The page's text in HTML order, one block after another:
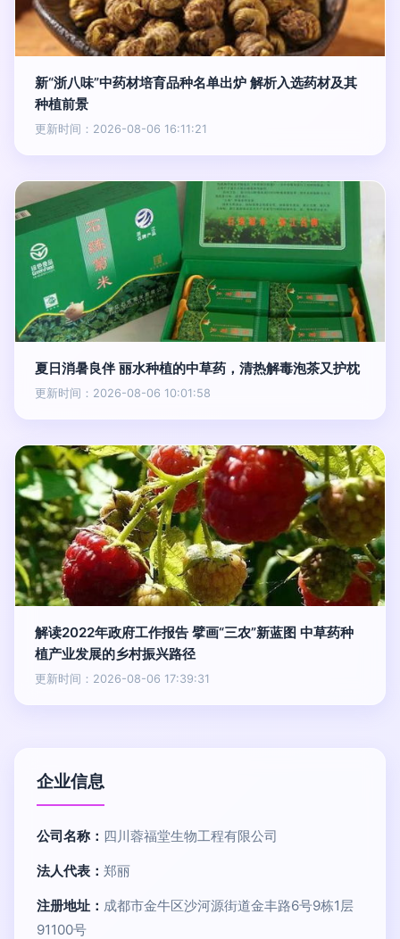
新“浙八味”中药材培育品种名单出炉 解析入选药材及其
种植前景
更新时间：2026-08-06 16:11:21
夏日消暑良伴 丽水种植的中草药，清热解毒泡茶又护枕
更新时间：2026-08-06 10:01:58
解读2022年政府工作报告 擘画“三农”新蓝图 中草药种
植产业发展的乡村振兴路径
更新时间：2026-08-06 17:39:31
企业信息
公司名称： 四川蓉福堂生物工程有限公司
法人代表： 郑丽
注册地址： 成都市金牛区沙河源街道金丰路6号9栋1层
91100号